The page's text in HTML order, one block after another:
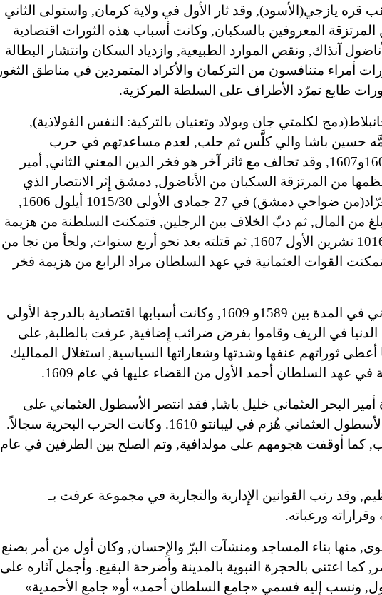
قره يازجي(الأسود), وقد ثار الأول في ولاية كرمان, واستولى الثاني
المعروفين بالسكبان, وكانت أسباب هذه الثورات اقتصادية
آنذاك, ونقص الموارد الطبيعية, وازدياد السكان وانتشار البطالة
أمراء متنافسون من التركمان والأكراد المتمردين في مناطق الثغور
طابع تمرّد الأطراف على السلطة المركزية.
(دمج لكلمتي جان وبولاد وتعنيان بالتركية: النفس الفولاذية),
عمَّه حسين باشا والي كلَّس ثم حلب, لعدم مساعدتهم في حرب
الصفويين. ودامت ثورة علي باشا في حلب بين عامي 1605و1607, وقد تحالف مع ثائر آخر هو فخر الدين المعني الثاني, أمير
قواتهما, ومعظمها من المرتزقة السكبان من الأناضول, دمشق إِثر الانتصار الذي
(من ضواحي دمشق) في 27 جمادى الأولى 1015/30 أيلول 1606,
من المال, ثم دبّ الخلاف بين الرجلين, فتمكنت السلطنة من هزيمة
علي باشا في منطقة مرعش في 27 جمادى الآخرة 1016/19 تشرين الأول 1607, ثم قتلته بعد نحو أربع سنوات, ولجأ من نجا من
القوات العثمانية في عهد السلطان مراد الرابع من هزيمة فخر
وشهدت مصر ثورات قام بها العساكر على الحكم العثماني في المدة بين 1589و 1609, وكانت أسبابها اقتصادية بالدرجة الأولى
الدنيا في الريف وقاموا بفرض ضرائب إِضافية, عرفت بالطلبة, على
ثوراتهم عنفها وشدتها وشعاراتها السياسية, استغلال المماليك
عهد السلطان أحمد الأول من القضاء عليها في عام 1609.
البحر العثماني خليل باشا, فقد انتصر الأسطول العثماني على
كما أوقفت هجومهم على مولدافية, وتم الصلح بين الطرفين في عام
وقد رتب القوانين الإِدارية والتجارية في مجموعة عرفت بـ
ورغباته.
منها بناء المساجد ومنشآت البرّ والإِحسان, وكان أول من أمر بصنع
اعتنى بالحجرة النبوية بالمدينة وأضرحة البقيع. وأجمل آثاره على
ونسب إِليه فسمي «جامع السلطان أحمد» أو« جامع الأحمدية»